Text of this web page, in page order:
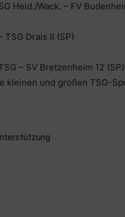
Heid./Wack. – FV
TSG Drais II (SP)
– SV Bretzenheim 12 (SP)
kleinen und großen TSG-